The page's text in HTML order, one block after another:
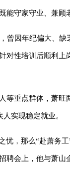
能守家守业、兼
曾因年纪偏大、
对性培训后顺利
等重点群体，萧
实现稳定就业。
忧，那么“赴萧务
聘会上，他与萧